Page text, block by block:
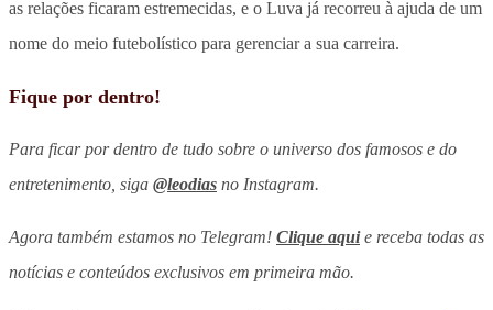
as relações ficaram estremecidas, e o Luva já recorreu à ajuda de um
nome do meio futebolístico para gerenciar a sua carreira.
Fique por dentro!
Para ficar por dentro de tudo sobre o universo dos famosos e do
entretenimento, siga @leodias no Instagram.
Agora também estamos no Telegram! Clique aquie receba todas as
notícias e conteúdos exclusivos em primeira mão.